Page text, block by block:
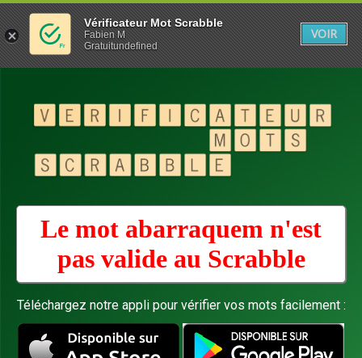
Le mot abarraquem n'est
pas valide au Scrabble
Téléchargez notre appli pour vérifier vos mots facilement :
Vérificateur Mot Scrabble
Fabien M
Gratuitundefined
VOIR